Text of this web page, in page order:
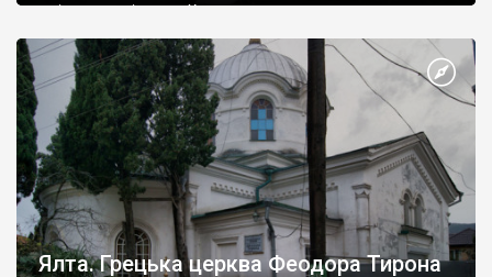
є відданими вірянами Христа
Ялта. Грецька церква Феодора Тирона